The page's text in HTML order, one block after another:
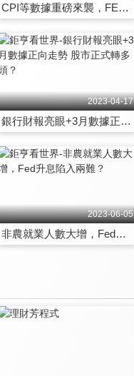
CPI等數據重磅來襲，FED鷹聲再起！
2023-04-17
銀行財報亮眼+3月數據正向走勢 股市正式轉多頭？
2023-06-05
非農就業人數大增，Fed升息陷入兩難？